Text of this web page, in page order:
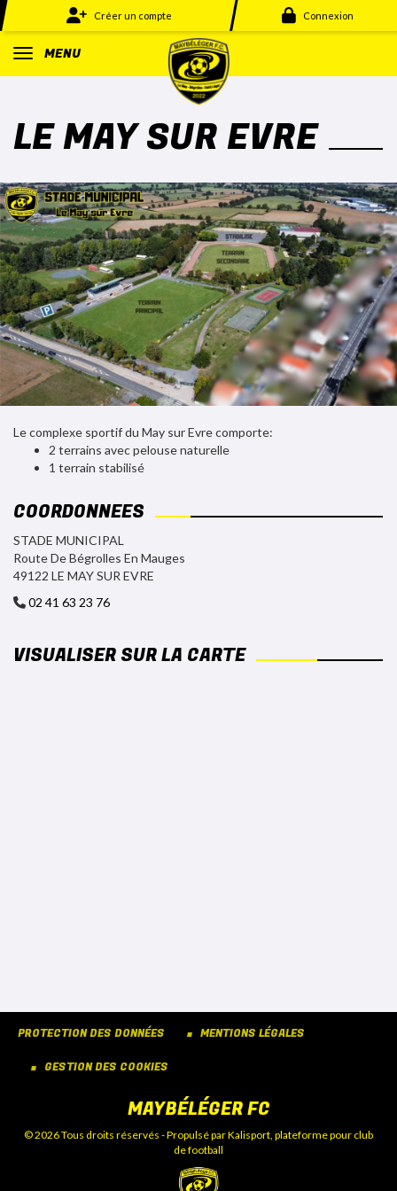
Créer un compte Connexion
MENU
LE MAY SUR EVRE
Le complexe sportif du May sur Evre comporte:
2 terrains avec pelouse naturelle
1 terrain stabilisé
COORDONNÉES
STADE MUNICIPAL
Route De Bégrolles En Mauges
49122 LE MAY SUR EVRE
02 41 63 23 76
VISUALISER SUR LA CARTE
PROTECTION DES DONNÉES MENTIONS LÉGALES
GESTION DES COOKIES
MAYBÉLÉGER FC
© 2026 Tous droits réservés - Propulsé parKalisport, plateforme pour club
de football
Panneau de gestion des cookies